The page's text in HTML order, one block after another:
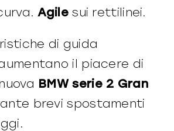
Agilesui rettilinei.
di guida
il piacere di
BMW serie 2 Gran
brevi spostamenti